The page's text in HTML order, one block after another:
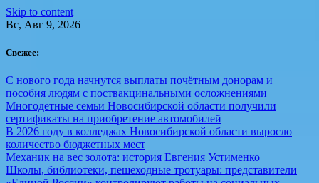
Skip to content
Вс, Авг 9, 2026
Свежее:
С нового года начнутся выплаты почётным донорам и
пособия людям с поствакцинальными осложнениями
Многодетные семьи Новосибирской области получили
сертификаты на приобретение автомобилей
В 2026 году в колледжах Новосибирской области выросло
количество бюджетных мест
Механик на вес золота: история Евгения Устименко
Школы, библиотеки, пешеходные тротуары: представители